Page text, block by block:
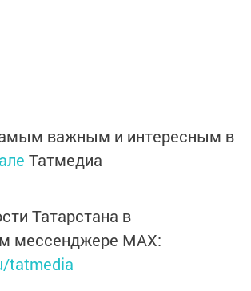
важным и интересным в
Татмедиа
Татарстана в
мессенджере MАХ:
tatmedia